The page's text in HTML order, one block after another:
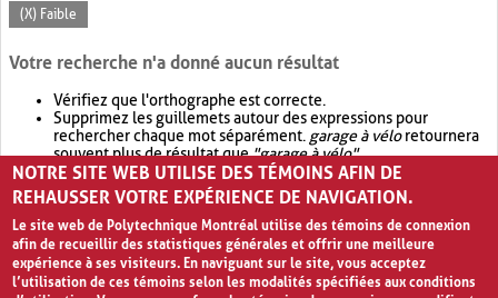
(X) Faible
Votre recherche n'a donné aucun résultat
Vérifiez que l'orthographe est correcte.
Supprimez les guillemets autour des expressions pour
rechercher chaque mot séparément. garage à véloretournera
souvent plus de résultat que"garage à vélo".
Envisagez d'élargir votre recherche avec OR.garage OR vélo
retournera souvent plus de résultat quegarage à vélo
NOTRE SITE WEB UTILISE DES TÉMOINS AFIN DE
REHAUSSER VOTRE EXPÉRIENCE DE NAVIGATION.
Le site web de Polytechnique Montréal utilise des témoins de connexion
afin de recueillir des statistiques générales et offrir une meilleure
expérience à ses visiteurs. En naviguant sur le site, vous acceptez
l’utilisation de ces témoins selon les modalités spécifiées aux conditions